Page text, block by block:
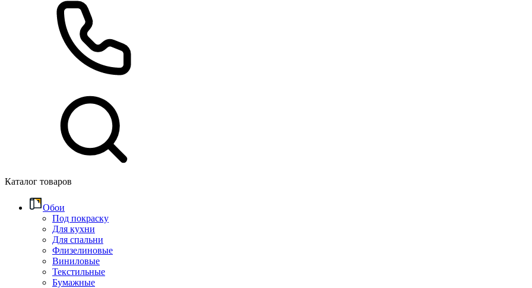
Каталог товаров
Обои
Под покраску
Для кухни
Для спальни
Флизелиновые
Виниловые
Текстильные
Бумажные